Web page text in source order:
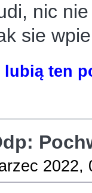
nic
sie
lubią ten
2022,